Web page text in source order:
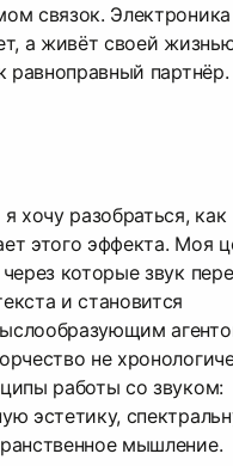
связок.
а живёт своей
равноправный партнёр.
хочу разобраться, как
этого эффекта. Моя
которые звук
и становится
не
работы со звуком:
эстетику,
мышление.